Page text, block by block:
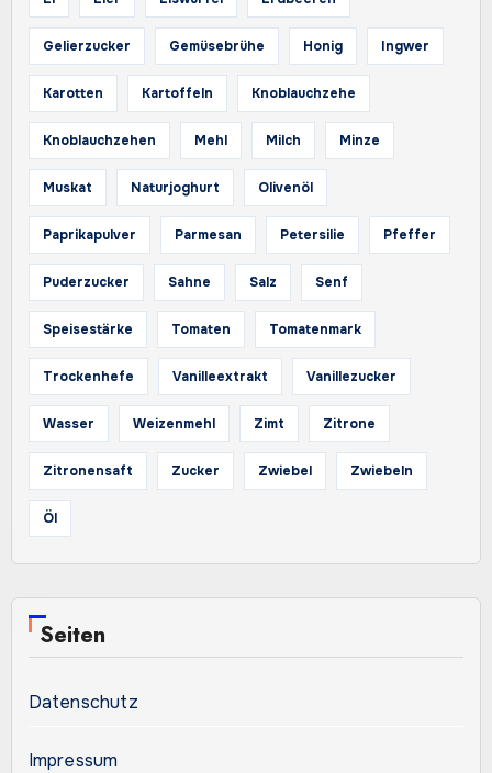
Gelierzucker Gemüsebrühe Honig Ingwer
Karotten Kartoffeln Knoblauchzehe
Knoblauchzehen Mehl Milch Minze
Muskat Naturjoghurt Olivenöl
Paprikapulver Parmesan Petersilie Pfeffer
Puderzucker Sahne Salz Senf
Speisestärke Tomaten Tomatenmark
Trockenhefe Vanilleextrakt Vanillezucker
Wasser Weizenmehl Zimt Zitrone
Zitronensaft Zucker Zwiebel Zwiebeln
Öl
Seiten
Datenschutz
Impressum